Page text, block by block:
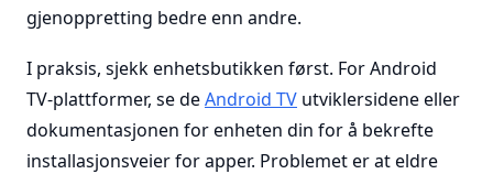
gjenoppretting bedre enn andre.
I praksis, sjekk enhetsbutikken først. For Android
TV-plattformer, se deAndroid TV utviklersidene eller
dokumentasjonen for enheten din for å bekrefte
installasjonsveier for apper. Problemet er at eldre